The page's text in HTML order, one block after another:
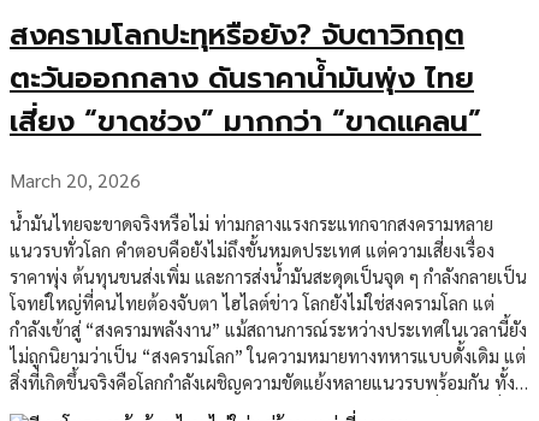
กันทุกธุรกิจ ธุรกิจขนส่ง โลจิสติกส์ อุตสาหกรรมการผลิต อาหาร เกษตร
และธุรกิจที่ใช้ไฟฟ้าหรือเชื้อเพลิงสูง จะรับแรงกดดันเร็วที่สุด เพราะเมื่อ
น้ำมันโลกพุ่งจากความตึงเครียดในตะวันออกกลาง ต้นทุนไม่ได้ขึ้นเฉพาะ
ค่าน้ำมัน แต่ยังลากไปถึงค่าขนส่ง ค่าวัตถุดิบบางประเภท และต้นทุน
ดันราคาน้ำมันขึ้นอย่างรุนแรง และ IMF เตือนว่าผลที่ตามมาคือเงินเฟ้อสูง
ขึ้น ขณะที่การเติบโตของเศรษฐกิจโลกชะลอลง สอง กระแสเงินสดจะ
สำคัญกว่าการเติบโตบนกระดาษ ในภาวะที่ต้นทุนผันผวน ผู้ประกอบการ
จำนวนมากอาจยังมีรายได้ แต่กำไรจริงลดลง เพราะไม่สามารถผลักภาระ
ต้นทุนไปยังผู้บริโภคได้ทั้งหมด ธุรกิจที่มีอำนาจต่อรองต่ำ หรืออยู่ในตลาด
แข่งขันสูง จะเจอแรงบีบด้านมาร์จิ้นเร็วกว่ากลุ่มอื่น นี่ทำให้ตัวชี้วัดที่ควร
ถูกมองมากขึ้นในปีนี้ไม่ใช่เพียงยอดขาย แต่คือความสามารถในการรักษา
กระแสเงินสด สภาพคล่อง และวินัยด้านต้นทุน โดยเฉพาะในธุรกิจเอสเอ็
มอีที่เปราะบางต่อทั้งต้นทุนพลังงานและต้นทุนการเงิน สาม […]
สงครามโลกปะทุหรือยัง? จับตาวิกฤต
ตะวันออกกลาง ดันราคาน้ำมันพุ่ง ไทย
เสี่ยง “ขาดช่วง” มากกว่า “ขาดแคลน”
March 20, 2026
น้ำมันไทยจะขาดจริงหรือไม่ ท่ามกลางแรงกระแทกจากสงครามหลาย
แนวรบทั่วโลก คำตอบคือยังไม่ถึงขั้นหมดประเทศ แต่ความเสี่ยงเรื่อง
ราคาพุ่ง ต้นทุนขนส่งเพิ่ม และการส่งน้ำมันสะดุดเป็นจุด ๆ กำลังกลายเป็น
โจทย์ใหญ่ที่คนไทยต้องจับตา ไฮไลต์ข่าว โลกยังไม่ใช่สงครามโลก แต่
กำลังเข้าสู่ “สงครามพลังงาน” แม้สถานการณ์ระหว่างประเทศในเวลานี้ยัง
ไม่ถูกนิยามว่าเป็น “สงครามโลก” ในความหมายทางทหารแบบดั้งเดิม แต่
สิ่งที่เกิดขึ้นจริงคือโลกกำลังเผชิญความขัดแย้งหลายแนวรบพร้อมกัน ทั้ง
ในยุโรป ตะวันออกกลาง และจุดเปราะบางด้านภูมิรัฐศาสตร์อื่น ๆ สิ่งที่น่า